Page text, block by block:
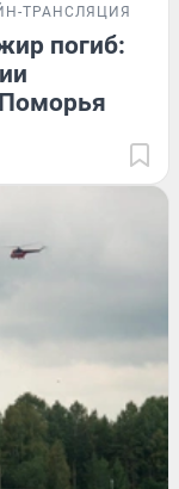
ТРАНСЛЯЦИЯ
погиб: